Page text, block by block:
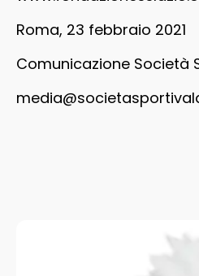
Roma, 23 febbraio 2021
Comunicazione Società